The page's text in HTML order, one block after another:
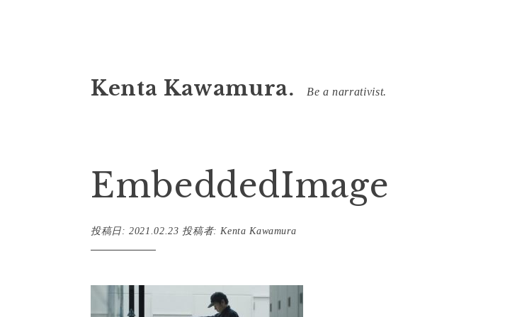
ン
へ
キ
ッ
Kenta Kawamura. Be a narrativist.
EmbeddedImage
投稿日:2021.02.23 投稿者:Kenta Kawamura